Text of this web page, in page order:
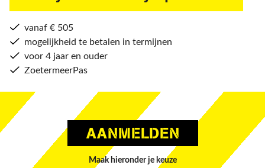
vanaf € 505
mogelijkheid te betalen in termijnen
voor 4 jaar en ouder
ZoetermeerPas
AANMELDEN
Maak hieronder je keuze